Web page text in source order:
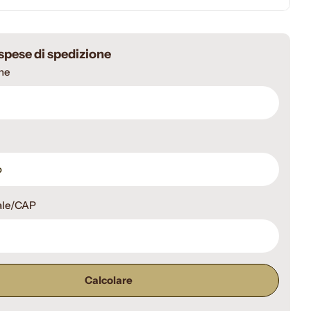
di spedizione
CAP
Calcolare